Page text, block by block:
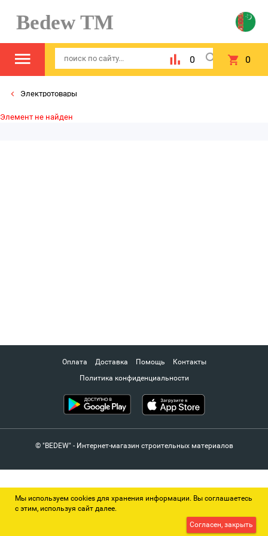
Bedew TM
0 0
Электротовары
Элемент не найден
Оплата Доставка Помощь
Контакты
Политика конфиденциальности
© "BEDEW" - Интернет-магазин строительных материалов
Мы используем cookies для хранения информации. Вы соглашаетесь
с этим, используя сайт далее.
Согласен, закрыть